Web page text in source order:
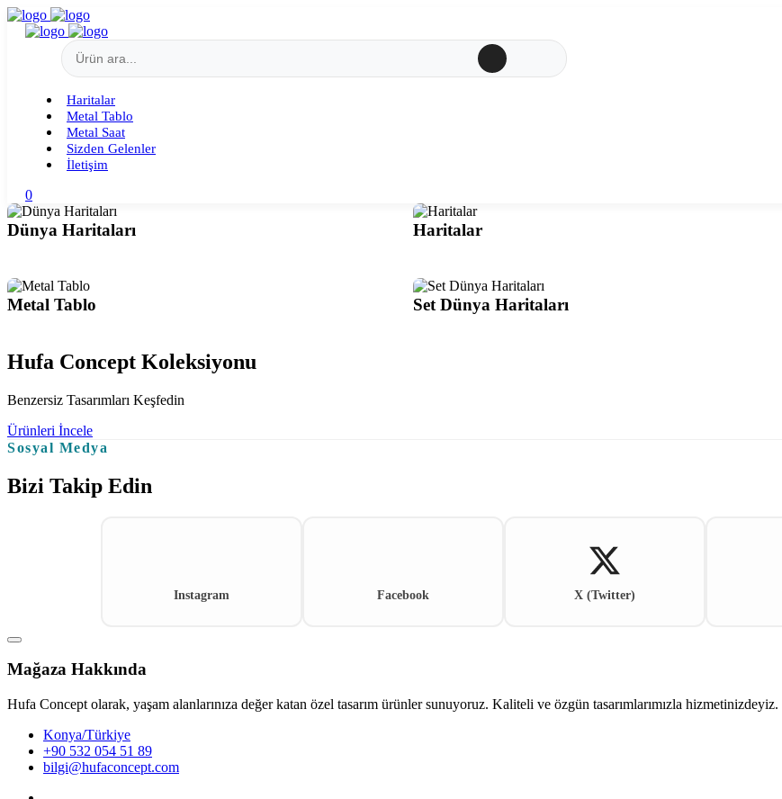
Haritalar
Metal Tablo
Metal Saat
Sizden Gelenler
İletişim
0
Dünya Haritaları Haritalar
Metal Tablo Set Dünya Haritaları
Hufa Concept Koleksiyonu
Benzersiz Tasarımları Keşfedin
Ürünleri İncele
Sosyal Medya
Bizi Takip Edin
Instagram Facebook X (Twitter)
Mağaza Hakkında
Hufa Concept olarak, yaşam alanlarınıza değer katan özel tasarım ürünler sunuyoruz. Kaliteli ve özgün tasarımlarımızla hizmetinizdeyiz.
Konya/Türkiye
+90 532 054 51 89
bilgi@hufaconcept.com